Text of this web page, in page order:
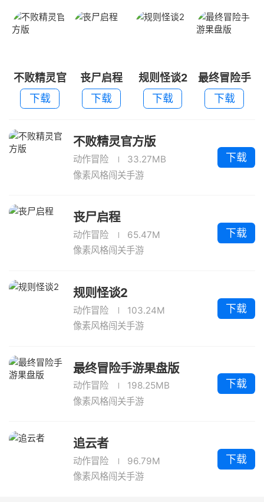
不败精灵官
方版
下载
丧尸启程
下载
规则怪谈2
下载
最终冒险手
游果盘版
下载
不败精灵官方版
动作冒险
33.27MB
像素风格闯关手游
下载
丧尸启程
动作冒险
65.47M
像素风格闯关手游
下载
规则怪谈2
动作冒险
103.24M
像素风格闯关手游
下载
最终冒险手游果盘版
动作冒险
198.25MB
像素风格闯关手游
下载
追云者
动作冒险
96.79M
像素风格闯关手游
下载